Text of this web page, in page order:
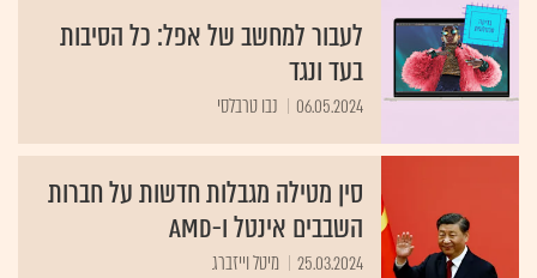
לעבור למחשב של אפל: כל הסיבות
בעד ונגד
06.05.2024 נבו טרבלסי
סין מטילה מגבלות חדשות על חברות
השבבים אינטל ו-AMD
25.03.2024 מיטל וייזברג